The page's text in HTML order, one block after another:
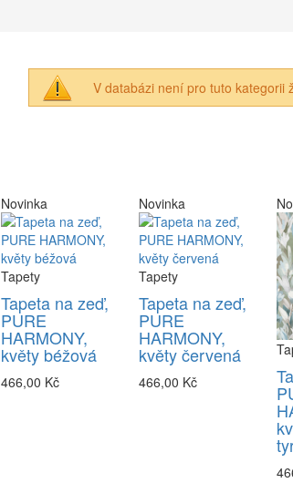
V databázi není pro tuto kategorii
Novinka
Tapety
Tapeta na zeď,
PURE
HARMONY,
květy béžová
466,00 Kč
Novinka
Tapety
Tapeta na zeď,
PURE
HARMONY,
květy červená
466,00 Kč